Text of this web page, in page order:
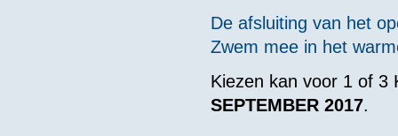
De afsluiting van het
Zwem mee in het
Kiezen kan voor 1 of 3
SEPTEMBER 2017.